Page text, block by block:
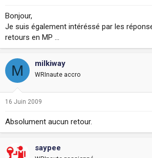
Bonjour,
Je suis également intéréssé par les
retours en MP ...
M milkiway
WRInaute accro
16 Juin 2009
Absolument aucun retour.
saypee